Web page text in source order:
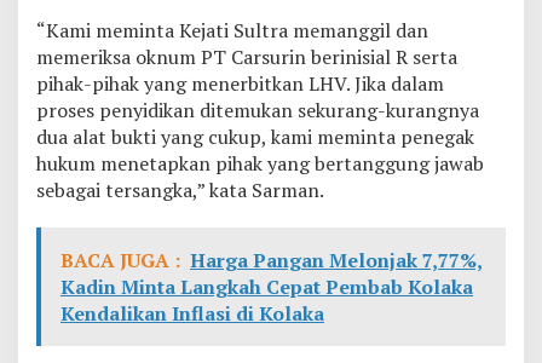
n
e
s
a
n
k
a
l
e
“Kami meminta Kejati Sultra memanggil dan
memeriksa oknum PT Carsurin berinisial R serta
pihak-pihak yang menerbitkan LHV. Jika dalam
proses penyidikan ditemukan sekurang-kurangnya
dua alat bukti yang cukup, kami meminta penegak
hukum menetapkan pihak yang bertanggung jawab
sebagai tersangka,” kata Sarman.
BACA JUGA : Harga Pangan Melonjak 7,77%,
Kadin Minta Langkah Cepat Pembab Kolaka
Kendalikan Inflasi di Kolaka